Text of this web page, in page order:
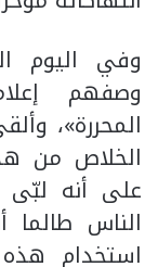
وفي اليوم
وصفهم
المحررة»،
الخلاص من
على أنه لبّى
الناس طالما
استخدام